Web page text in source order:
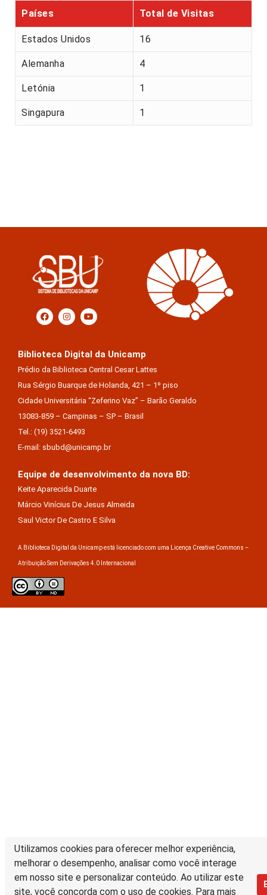
Utilizamos cookies para oferecer melhor experiência,
melhorar o desempenho, analisar como você interage
em nosso site e personalizar conteúdo. Ao utilizar este
site, você concorda com o uso de cookies. Para mais
Países
Total de Visitas
Estados Unidos 16
Alemanha 4
Letónia 1
Singapura 1
Biblioteca Digital da Unicamp
Prédio da Biblioteca Central Cesar Lattes
Rua Sérgio Buarque de Holanda, 421 – 1º piso
Cidade Universitária “Zeferino Vaz” – Barão Geraldo
13083-859 – Campinas – SP – Brasil
Tel.: (19) 3521-6493
E-mail: sbubd@unicamp.br
Equipe de desenvolvimento da nova BD:
Keite Aparecida Duarte
Márcio Vinícius De Jesus Almeida
Saul Victor De Castro E Silva
A Biblioteca Digital da Unicamp está licenciado com uma Licença Creative Commons –
Atribuição Sem Derivações 4.0 Internacional